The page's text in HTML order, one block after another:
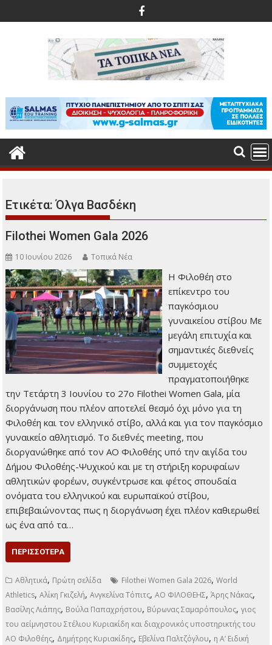
στο
περιεχόμενο
Ετικέτα:Όλγα Βασδέκη
Filothei Women Gala 2026
10 Ιουνίου 2026 Τοπικά Νέα
Η Φιλοθέη στο
επίκεντρο του
παγκόσμιου
γυναικείου στίβου Με
μεγάλη επιτυχία και
σημαντικές διεθνείς
συμμετοχές
πραγματοποιήθηκε
την Τετάρτη 3 Ιουνίου το 27ο Filothei Women Gala, μία
διοργάνωση που πλέον αποτελεί θεσμό όχι μόνο για τη
Φιλοθέη και τον ελληνικό στίβο, αλλά και για τον παγκόσμιο
γυναικείο αθλητισμό. Το διεθνές meeting, που
διοργανώθηκε από τον ΑΟ Φιλοθέης υπό την αιγίδα του
Δήμου Φιλοθέης-Ψυχικού και με τη στήριξη κορυφαίων
αθλητικών φορέων, συγκέντρωσε και φέτος σπουδαία
ονόματα του ελληνικού και ευρωπαϊκού στίβου,
επιβεβαιώνοντας πως η διοργάνωση έχει πλέον καθιερωθεί
ως ένα από τα…
ΠΕΡΙΣΣΌΤΕΡΑ
Αθλητικά, Πρώτη σελίδα Filothei Women Gala 2026,World
Athletics,Αλίκη Γκιζελή,Ανγκελίνα Τόπιτς,ΑΟ ΦΙΛΟΘΕΗΣ,Άρης Νάκας,
Βασίλης Λιάπης, Βούλα Παπαχρήστου, Βύρωνας Σαμαρόπουλος,γιος
του αείμνηστου Στέλιου Κυριακίδη και διαχρονικός υποστηρικτής του
ΑΟ Φιλοθέης, Δημήτρης Κυριακίδης, Εβελίνα Παλτζόγλου, η Α’ Ειδική